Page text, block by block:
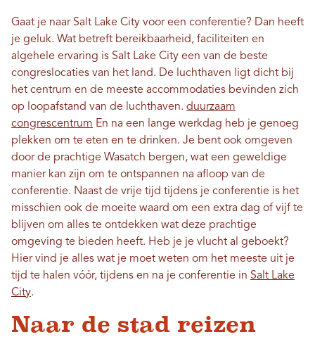
Gaat je naar Salt Lake City voor een conferentie? Dan heeft
je geluk. Wat betreft bereikbaarheid, faciliteiten en
algehele ervaring is Salt Lake City een van de beste
congreslocaties van het land. De luchthaven ligt dicht bij
het centrum en de meeste accommodaties bevinden zich
op loopafstand van de luchthaven. duurzaam
congrescentrum En na een lange werkdag heb je genoeg
plekken om te eten en te drinken. Je bent ook omgeven
door de prachtige Wasatch bergen, wat een geweldige
manier kan zijn om te ontspannen na afloop van de
conferentie. Naast de vrije tijd tijdens je conferentie is het
misschien ook de moeite waard om een ​​extra dag of vijf te
blijven om alles te ontdekken wat deze prachtige
omgeving te bieden heeft. Heb je je vlucht al geboekt?
Hier vind je alles wat je moet weten om het meeste uit je
tijd te halen vóór, tijdens en na je conferentie in Salt Lake
City.
Naar de stad reizen